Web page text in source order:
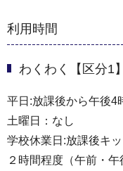
利用時間
わくわく【区分1】
平日:放課後から午後4
土曜日：なし
学校休業日:放課後キ
２時間程度（午前・